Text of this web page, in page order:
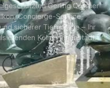
Gerling Quartier
Concierge-Service,
sicherer Tiefgarage – Ihr
Kölner Innenstadt.